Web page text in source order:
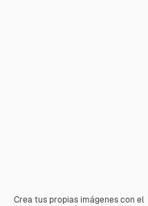
Crea tus propias imágenes con el